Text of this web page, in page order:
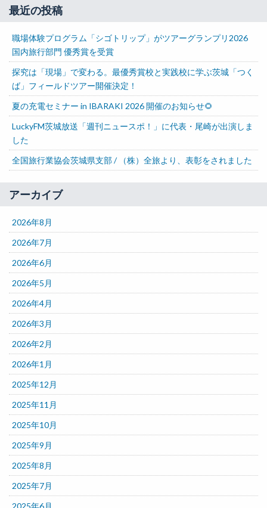
最近の投稿
職場体験プログラム「シゴトリップ」がツアーグランプリ2026
国内旅行部門 優秀賞を受賞
探究は「現場」で変わる。最優秀賞校と実践校に学ぶ茨城「つく
ば」フィールドツアー開催決定！
夏の充電セミナー in IBARAKI 2026 開催のお知らせ🌻
LuckyFM茨城放送「週刊ニュースポ！」に代表・尾崎が出演しま
した
全国旅行業協会茨城県支部 / （株）全旅より、表彰をされました
アーカイブ
2026年8月
2026年7月
2026年6月
2026年5月
2026年4月
2026年3月
2026年2月
2026年1月
2025年12月
2025年11月
2025年10月
2025年9月
2025年8月
2025年7月